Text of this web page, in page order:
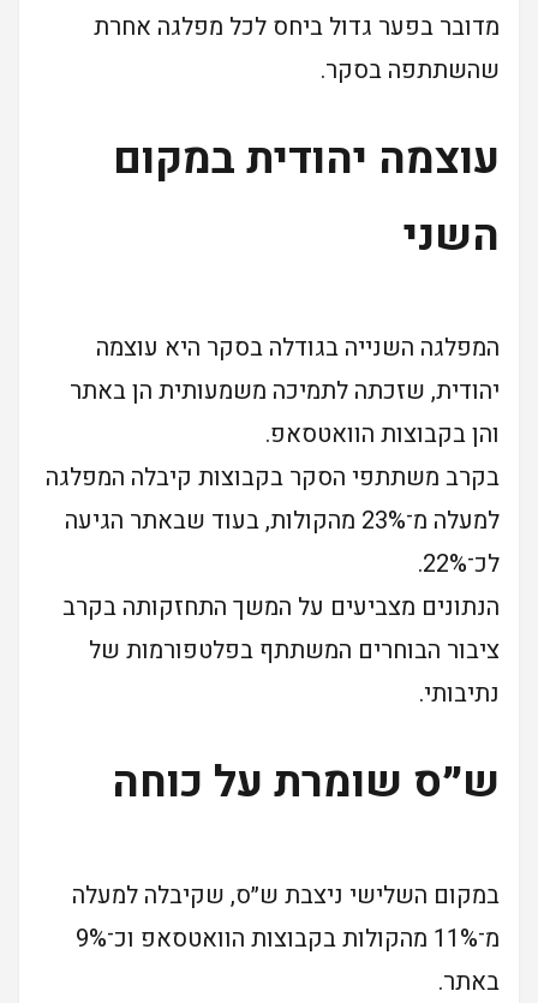
מדובר בפער גדול ביחס לכל מפלגה אחרת
שהשתתפה בסקר.
עוצמה יהודית במקום
השני
המפלגה השנייה בגודלה בסקר היא עוצמה
יהודית, שזכתה לתמיכה משמעותית הן באתר
והן בקבוצות הוואטסאפ.
בקרב משתתפי הסקר בקבוצות קיבלה המפלגה
למעלה מ־23% מהקולות, בעוד שבאתר הגיעה
לכ־22%.
הנתונים מצביעים על המשך התחזקותה בקרב
ציבור הבוחרים המשתתף בפלטפורמות של
נתיבותי.
ש״ס שומרת על כוחה
במקום השלישי ניצבת ש״ס, שקיבלה למעלה
מ־11% מהקולות בקבוצות הוואטסאפ וכ־9%
באתר.